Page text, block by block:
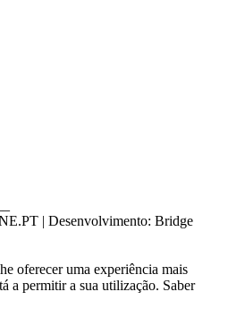
| Desenvolvimento: Bridge
oferecer uma experiência mais
a permitir a sua utilização. Saber